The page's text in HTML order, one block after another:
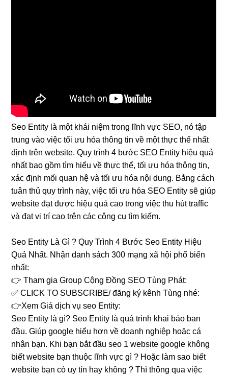
Seo Entity là một khái niệm trong lĩnh vực SEO, nó tập
trung vào việc tối ưu hóa thông tin về một thực thể nhất
định trên website. Quy trình 4 bước SEO Entity hiệu quả
nhất bao gồm tìm hiểu về thực thể, tối ưu hóa thông tin,
xác định mối quan hệ và tối ưu hóa nội dung. Bằng cách
tuân thủ quy trình này, việc tối ưu hóa SEO Entity sẽ giúp
website đạt được hiệu quả cao trong việc thu hút traffic
và đạt vị trí cao trên các công cụ tìm kiếm.
Seo Entity Là Gì ? Quy Trình 4 Bước Seo Entity Hiệu
Quả Nhất. Nhận danh sách 300 mạng xã hội phổ biến
nhất:
👉 Tham gia Group Cộng Đồng SEO Tùng Phát:
✅ CLICK TO SUBSCRIBE/ đăng ký kênh Tùng nhé:
👉Xem Giá dịch vụ seo Entity:
Seo Entity là gì? Seo Entity là quá trình khai báo ban
đầu. Giúp google hiểu hơn về doanh nghiệp hoặc cá
nhân bạn. Khi bạn bắt đầu seo 1 website google không
biết website bạn thuộc lĩnh vực gì ? Hoặc làm sao biết
website bạn có uy tín hay không ? Thì thông qua việc